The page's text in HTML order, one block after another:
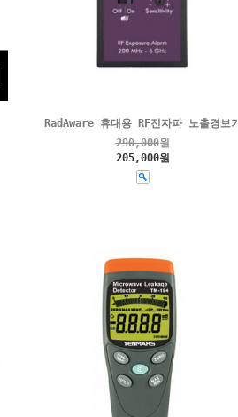
RadAware 휴대용 RF전자파 노출경보기
290,000원
205,000원